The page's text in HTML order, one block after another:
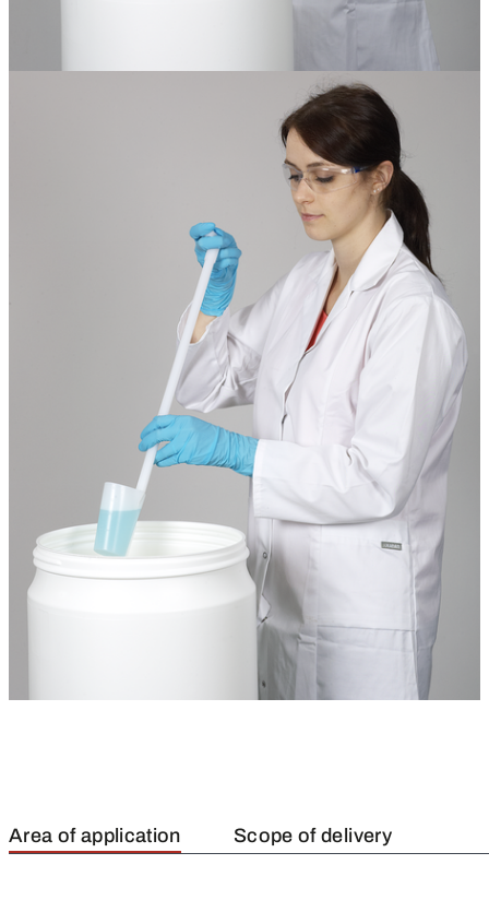
Area of application Scope of delivery